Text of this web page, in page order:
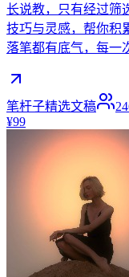
长说教，只有经过筛
技巧与灵感，帮你积
落笔都有底气，每一
笔杆子精选文稿
¥99